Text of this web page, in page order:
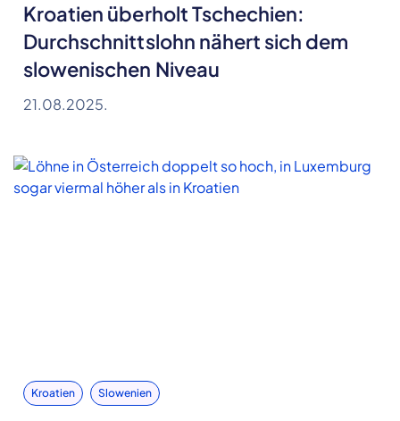
Kroatien überholt Tschechien:
Durchschnittslohn nähert sich dem
slowenischen Niveau
21.08.2025.
Kroatien Slowenien